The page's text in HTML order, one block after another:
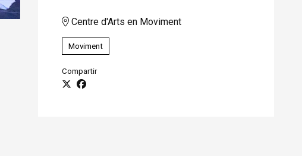
Centre d'Arts en Moviment
Moviment
Compartir